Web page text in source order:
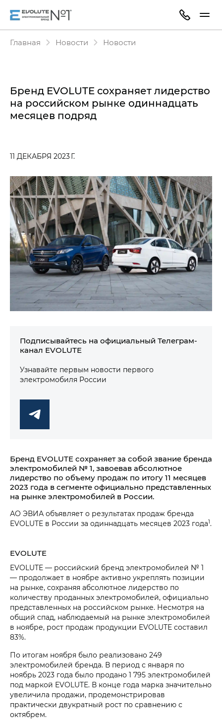
Главная Новости Новости
Бренд EVOLUTE сохраняет лидерство
на российском рынке одиннадцать
месяцев подряд
11 ДЕКАБРЯ 2023 Г.
Подписывайтесь на официальный Телеграм-
канал EVOLUTE
Узнавайте первым новости первого
электромобиля России
Бренд EVOLUTE сохраняет за собой звание бренда
электромобилей № 1, завоевав абсолютное
лидерство по объему продаж по итогу 11 месяцев
2023 года в сегменте официально представленных
на рынке электромобилей в России.
АО ЭВИА объявляет о результатах продаж бренда
EVOLUTE в России за одиннадцать месяцев 2023 года1.
EVOLUTE
EVOLUTE — российский бренд электромобилей № 1
— продолжает в ноябре активно укреплять позиции
на рынке, сохраняя абсолютное лидерство по
количеству проданных электромобилей, официально
представленных на российском рынке. Несмотря на
общий спад, наблюдаемый на рынке электромобилей
в ноябре, рост продаж продукции EVOLUTE составил
83%.
По итогам ноября было реализовано 249
электромобилей бренда. В период с января по
ноябрь 2023 года было продано 1 795 электромобилей
под маркой EVOLUTE. В конце года марка значительно
увеличила продажи, продемонстрировав
практически двукратный рост по сравнению с
октябрем.